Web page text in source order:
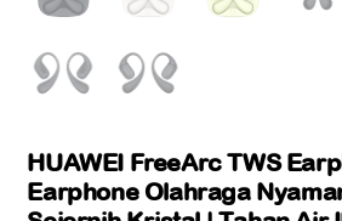
HUAWEI FreeArc TWS
Earphone Olahraga